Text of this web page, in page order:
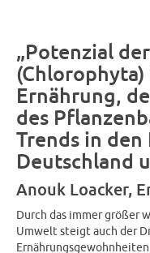
„Potenzial
Ernährung,
des
Trends in den
Deutschland
Anouk Loacker,
Durch das immer größer
Umwelt steigt auch der